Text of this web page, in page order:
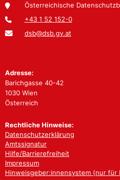
Österreichische
+43 1 52 152-0
dsb@dsb.gv.at
Adresse:
Barichgasse 40-42
1030 Wien
Österreich
Rechtliche Hinweise:
Datenschutzerklärung
Amtssignatur
Hilfe/Barrierefreiheit
Impressum
Hinweisgeber:innensystem (nur für